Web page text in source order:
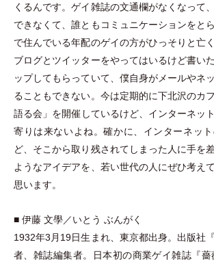
くるんです。ゲイ雑誌の文通欄がなくなって
できなくて、誰ともコミュニケーションをと
で住んでいる年配のゲイの方がひっそりと亡
ブログとツイッターをやってはいるけど書い
ップしてもらっていて、僕自身がメールやネ
ることもできない。今は定期的に下北沢のカ
語る会 」 を開催しているけど、インターネッ
寄りは来ないよね。確かに、インターネッ
ど、そこから取り残されてしまった人に手を
ようなアイデアを、若い世代の人にぜひ考え
思います。
■ 伊藤 文學／いとう ぶんがく
1932年3月19日生まれ、東京都出身。出版社
者、雑誌編集者。日本初の商業ゲイ雑誌『薔